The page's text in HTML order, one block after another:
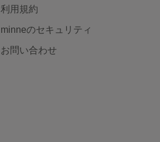
利用規約
minneのセキュリティ
お問い合わせ